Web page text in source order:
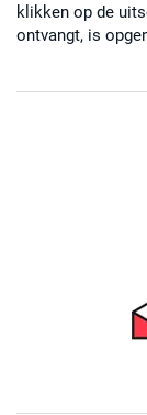
klikken op de
ontvangt, is